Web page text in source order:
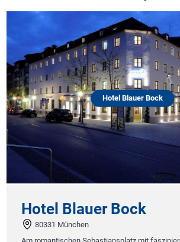
Hotel Blauer Bock
Hotel Blauer Bock
80331 München